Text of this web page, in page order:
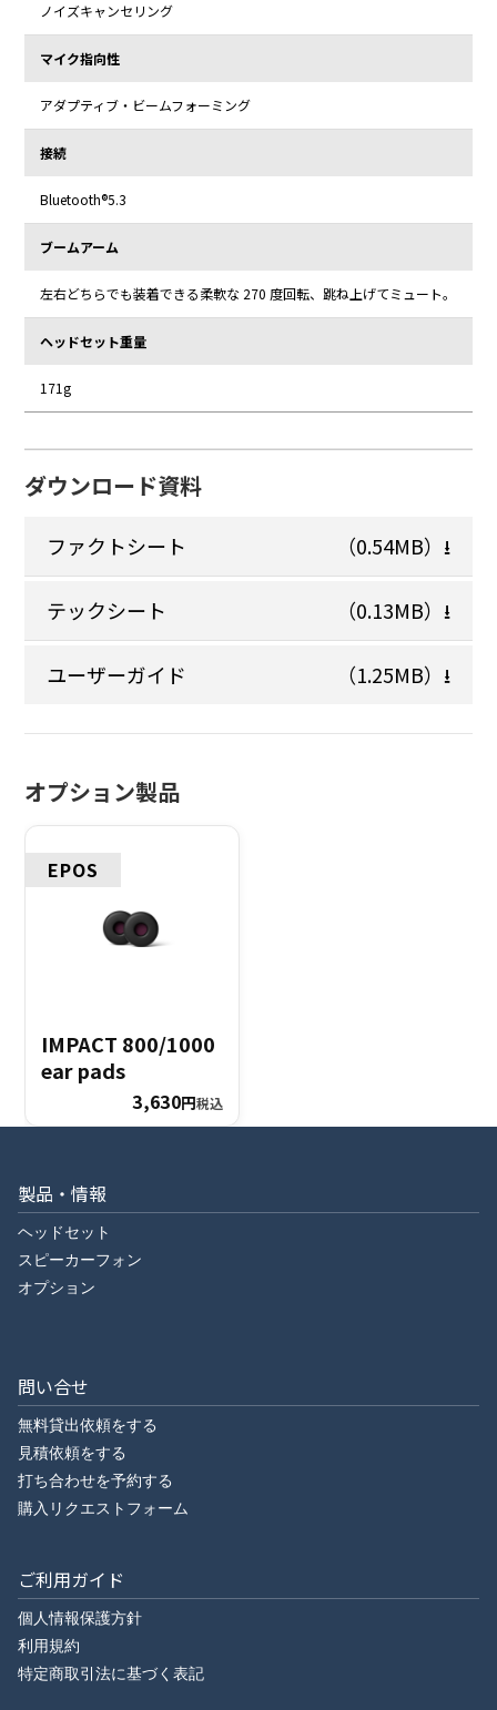
ノイズキャンセリング
マイク指向性
アダプティブ・ビームフォーミング
接続
Bluetooth®5.3
ブームアーム
左右どちらでも装着できる柔軟な 270 度回転、跳ね上げてミュート。
ヘッドセット重量
171g
ダウンロード資料
ファクトシート （0.54MB） ⭳
テックシート （0.13MB） ⭳
ユーザーガイド （1.25MB） ⭳
オプション製品
EPOS
IMPACT 800/1000
ear pads
3,630円税込
製品・情報
ヘッドセット
スピーカーフォン
オプション
問い合せ
無料貸出依頼をする
見積依頼をする
打ち合わせを予約する
購入リクエストフォーム
ご利用ガイド
個人情報保護方針
利用規約
特定商取引法に基づく表記